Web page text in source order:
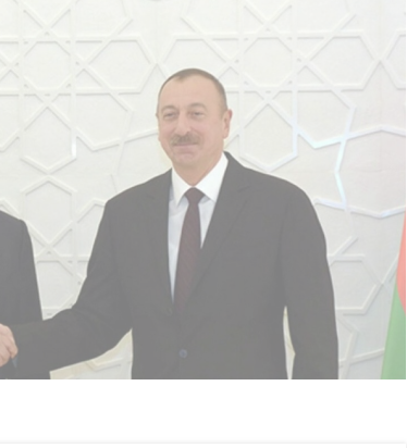
وتحدث مارلين عن انطباعاته عن المحادثة مع الشرع
ترى أنه يعمل بجد منذ أخذه السلطة من بشار
الأولى برفقة النائب كوري ميلز، إن الرئيس السوري
إبراهيم. لكن لديه عدد من الطلبات مقابل ذلك.
السورية وببقاء سوريا موحدة. أما المطلب الثالث،
فهو التوصل إلى اتفاق بشأن وجود القوات
الشيخ من الجانب السوري، وفي مناطق أخرى مثل
وطالب الشرع الولايات المتحدة برفع العقوبات عن
شروط، وشدد ستوتزمان: "نريد احترام حقوق الإنسان
أن تكون لهم علاقات جيدة مع إسرائيل ودول أخرى
وفي وقت لاحق، قال الرئيس الأمريكي دونالد
النرويجي يوناس جير ستجوري إن "العديد من الدول
وسنفعل ذلك بسرعة".